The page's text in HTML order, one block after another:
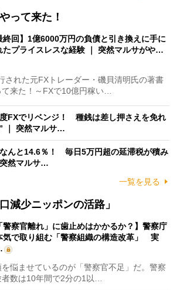
って来た！
終回】1億6000万円の負債と引き換えに手に
たプライスレスな経験 ｜ 突然マルサがや…
れた元FXトレーダー・磯貝清明氏の著書
て来た！～FXで10億円稼い…
度FXでリベンジ！ 種銭は差し押さえを免れ
｜ 突然マルサ…
なんと14.6％！ 毎日5万円超の延滞税が積み
突然マルサ…
一覧を見る
減少ニッポンの活路」
警察官離れ」に歯止めはかかるか？】警察庁
気で取り組む「警察組織の構造改革」 実
悩ませているのが「警察官不足」だ。警察
数は10年間で2分の1以…